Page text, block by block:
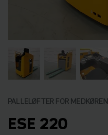
PALLELØFTER FOR
ESE 220